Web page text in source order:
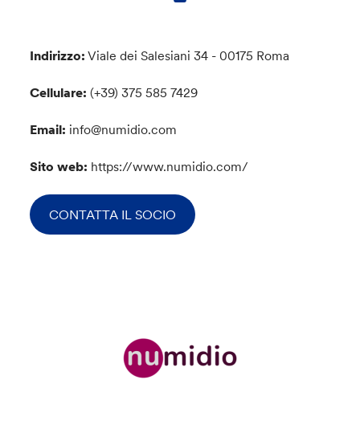
Indirizzo: Viale dei Salesiani 34 - 00175 Roma
Cellulare: (+39) 375 585 7429
Email: info@numidio.com
Sito web: https://www.numidio.com/
CONTATTA IL SOCIO